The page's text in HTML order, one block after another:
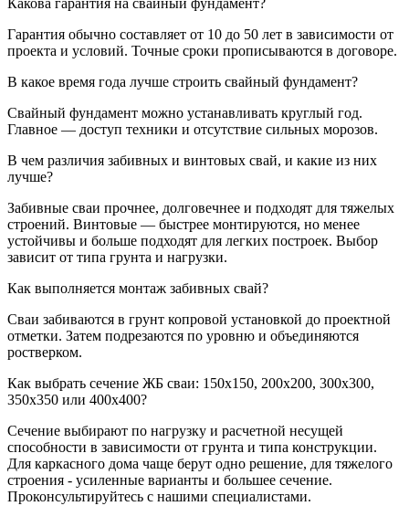
Какова гарантия на свайный фундамент?
Гарантия обычно составляет от 10 до 50 лет в зависимости от
проекта и условий. Точные сроки прописываются в договоре.
В какое время года лучше строить свайный фундамент?
Свайный фундамент можно устанавливать круглый год.
Главное — доступ техники и отсутствие сильных морозов.
В чем различия забивных и винтовых свай, и какие из них
лучше?
Забивные сваи прочнее, долговечнее и подходят для тяжелых
строений. Винтовые — быстрее монтируются, но менее
устойчивы и больше подходят для легких построек. Выбор
зависит от типа грунта и нагрузки.
Как выполняется монтаж забивных свай?
Сваи забиваются в грунт копровой установкой до проектной
отметки. Затем подрезаются по уровню и объединяются
ростверком.
Как выбрать сечение ЖБ сваи: 150х150, 200х200, 300х300,
350х350 или 400х400?
Сечение выбирают по нагрузку и расчетной несущей
способности в зависимости от грунта и типа конструкции.
Для каркасного дома чаще берут одно решение, для тяжелого
строения - усиленные варианты и большее сечение.
Проконсультируйтесь с нашими специалистами.